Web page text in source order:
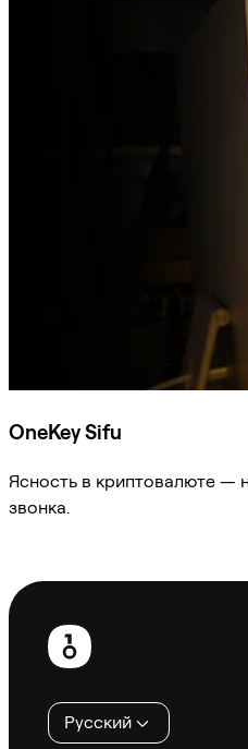
OneKey Sifu
Ясность в криптовалюте —
звонка.
Нижний
колонтитул
Русский